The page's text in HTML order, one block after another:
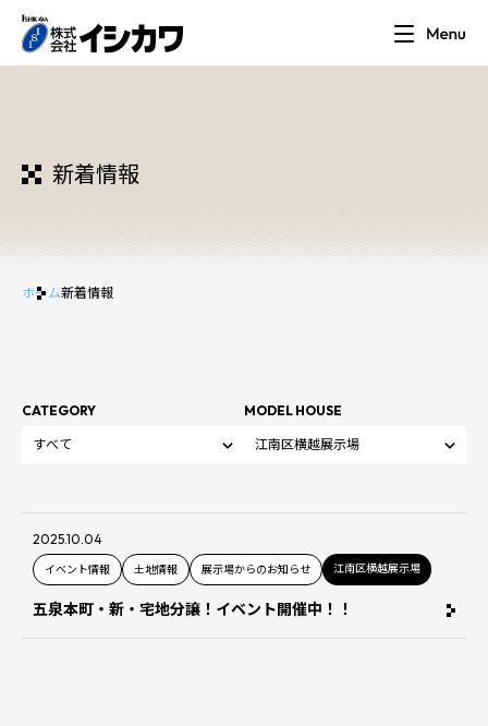
新着情報
ホーム新着情報
CATEGORY MODEL HOUSE
2025.10.04
イベント情報 土地情報 展示場からのお知らせ 江南区横越展示場
五泉本町・新・宅地分譲！イベント開催中！！